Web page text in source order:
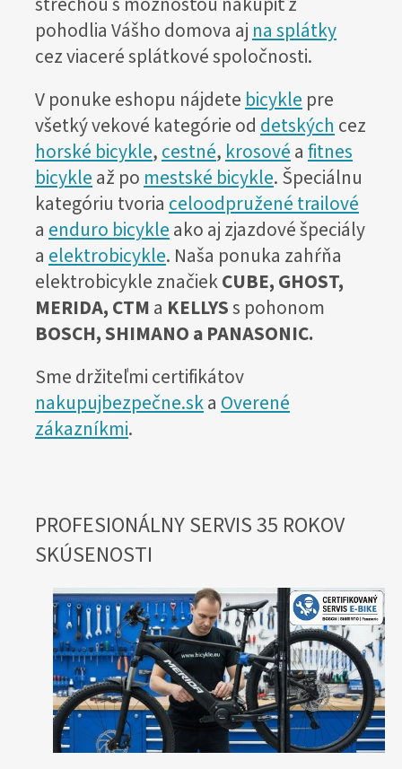
pohodlia Vášho domova ajna splátky
cez viaceré splátkové spoločnosti.
V ponuke eshopu nájdetebicyklepre
všetký vekové kategórie oddetskýchcez
horské bicykle,cestné,krosovéafitnes
bicykleaž pomestské bicykle. Špeciálnu
kategóriu tvoriaceloodpružené trailové
aenduro bicykleako aj zjazdové špeciály
aelektrobicykle. Naša ponuka zahŕňa
elektrobicykle značiekCUBE, GHOST,
MERIDA, CTMa KELLYSs pohonom
BOSCH, SHIMANO a PANASONIC.
Sme držiteľmi certifikátov
nakupujbezpečne.skaOverené
zákazníkmi.
PROFESIONÁLNY SERVIS 35 ROKOV
SKÚSENOSTI